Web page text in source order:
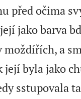
před očima
jako barva
a
její byla jako
sstupovala